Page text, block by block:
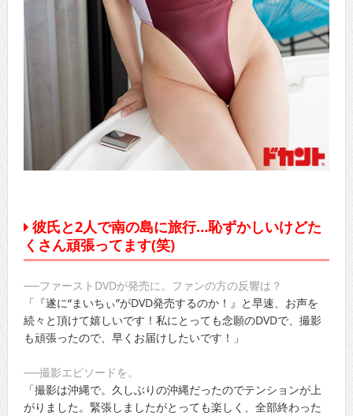
彼氏と2人で南の島に旅行…恥ずかしいけどた
くさん頑張ってます(笑)
──ファーストDVDが発売に。ファンの方の反響は？
「『遂に“まいちぃ”がDVD発売するのか！』と早速、お声を
続々と頂けて嬉しいです！私にとっても念願のDVDで、撮影
も頑張ったので、早くお届けしたいです！」
──撮影エピソードを。
「撮影は沖縄で。久しぶりの沖縄だったのでテンションが上
がりました。緊張しましたがとっても楽しく、全部終わった